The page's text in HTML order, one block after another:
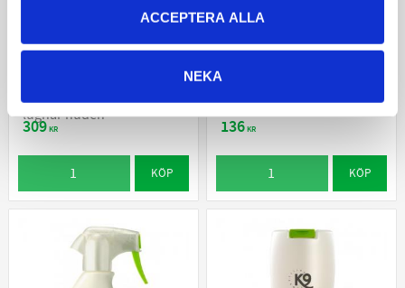
ACCEPTERA ALLA
NEKA
ICF Zincoseb Spray
lugnar huden
309KR
KÖP
K9 Aloe Vera Conditioner
Balsam - extremt
136KR
KÖP